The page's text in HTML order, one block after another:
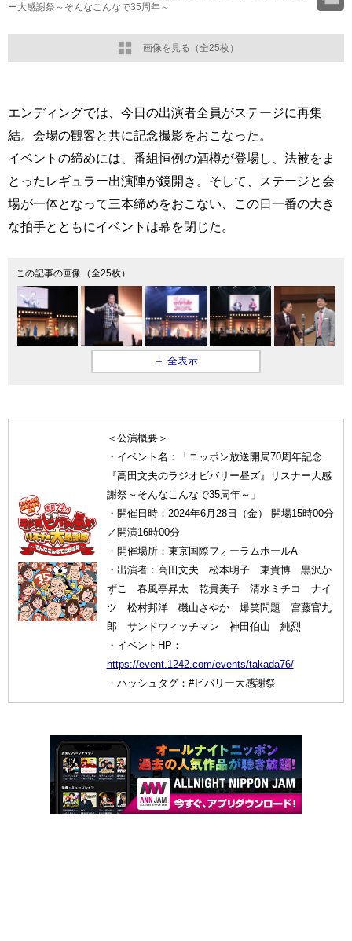
画像を見る（全25枚）
ー大感謝祭～そんなこんなで35周年～
エンディングでは、今日の出演者全員がステージに再集
結。会場の観客と共に記念撮影をおこなった。
イベントの締めには、番組恒例の酒樽が登場し、法被をま
とったレギュラー出演陣が鏡開き。そして、ステージと会
場が一体となって三本締めをおこない、この日一番の大き
な拍手とともにイベントは幕を閉じた。
この記事の画像（全25枚）
＋ 全表示
＜公演概要＞
・イベント名：「ニッポン放送開局70周年記念
『高田文夫のラジオビバリー昼ズ』リスナー大感
謝祭～そんなこんなで35周年～」
・開催日時：2024年6月28日（金） 開場15時00分
／開演16時00分
・開催場所：東京国際フォーラムホールA
・出演者：高田文夫 松本明子 東貴博 黒沢か
ずこ 春風亭昇太 乾貴美子 清水ミチコ ナイ
ツ 松村邦洋 磯山さやか 爆笑問題 宮藤官九
郎 サンドウィッチマン 神田伯山 純烈
・イベントHP：
https://event.1242.com/events/takada76/
・ハッシュタグ：#ビバリー大感謝祭